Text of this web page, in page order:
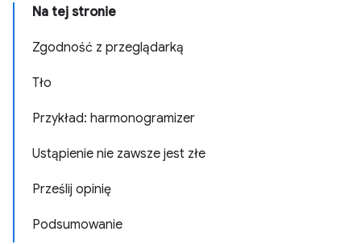
Na tej stronie
Zgodność z przeglądarką
Tło
Przykład: harmonogramizer
Ustąpienie nie zawsze jest złe
Prześlij opinię
Podsumowanie